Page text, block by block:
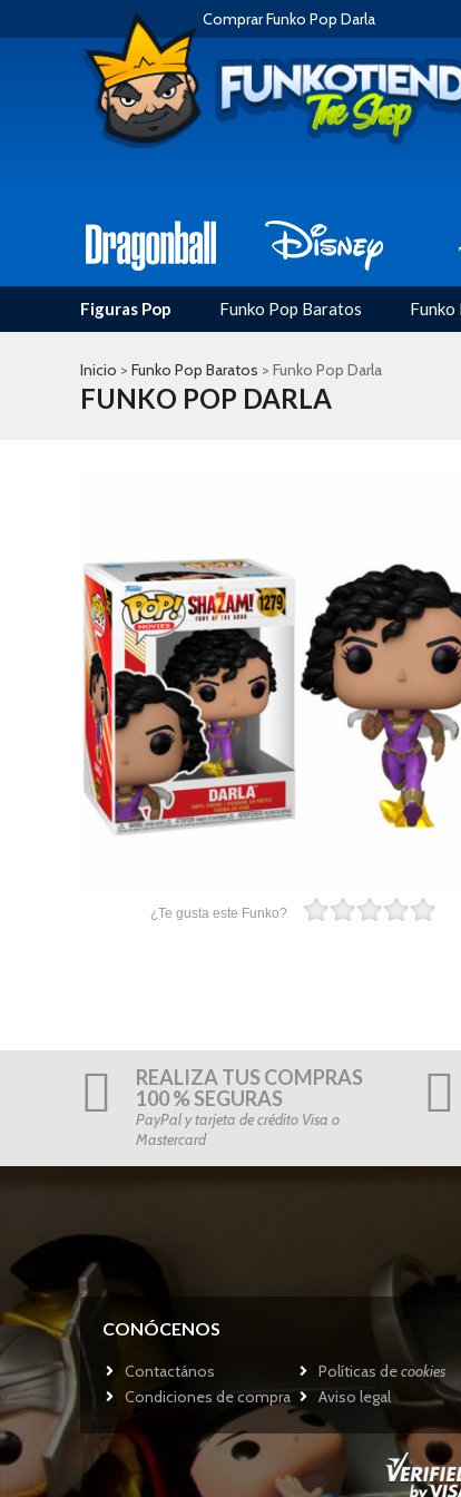
Comprar Funko Pop Darla
Figuras Pop Funko Pop Baratos Funko
Inicio > Funko Pop Baratos > Funko Pop Darla
FUNKO POP DARLA
¿Te gusta este Funko?
REALIZA TUS COMPRAS
100 % SEGURAS
PayPal y tarjeta de crédito Visa o
Mastercard
CONÓCENOS
Contactános Políticas decookies
Condiciones de compra
Aviso legal